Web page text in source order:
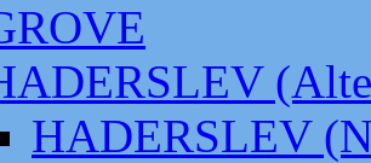
HADERSLEV